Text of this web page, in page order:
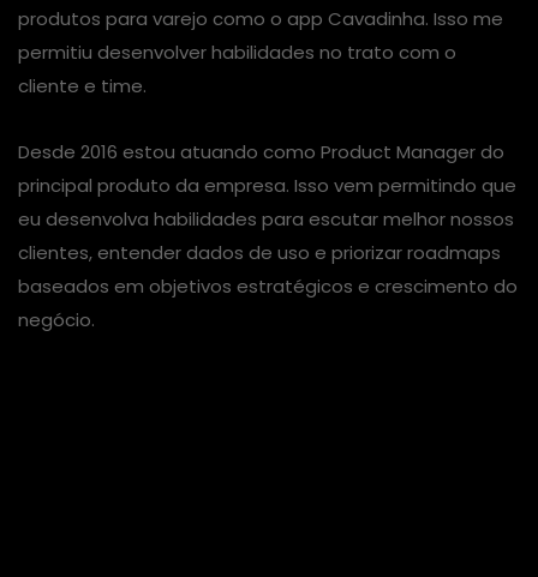
produtos para varejo como o app Cavadinha. Isso me
permitiu desenvolver habilidades no trato com o
cliente e time.
Desde 2016 estou atuando como Product Manager do
principal produto da empresa. Isso vem permitindo que
eu desenvolva habilidades para escutar melhor nossos
clientes, entender dados de uso e priorizar roadmaps
baseados em objetivos estratégicos e crescimento do
negócio.